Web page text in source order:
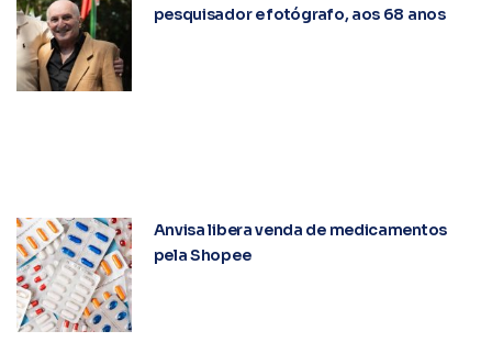
pesquisador e fotógrafo, aos 68 anos
Anvisa libera venda de medicamentos
pela Shopee